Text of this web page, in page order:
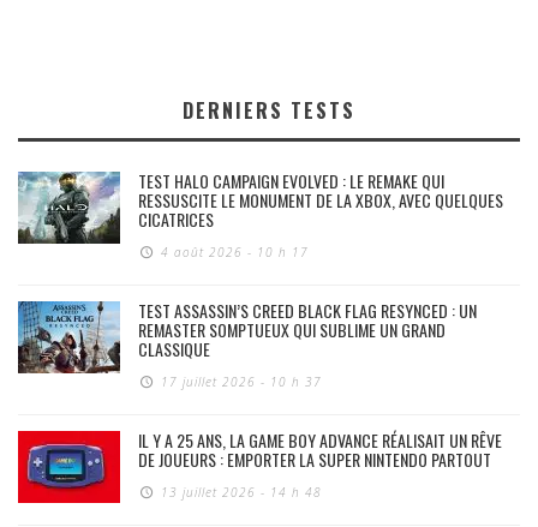
DERNIERS TESTS
TEST HALO CAMPAIGN EVOLVED : LE REMAKE QUI
RESSUSCITE LE MONUMENT DE LA XBOX, AVEC QUELQUES
CICATRICES
4 août 2026 - 10 h 17
TEST ASSASSIN’S CREED BLACK FLAG RESYNCED : UN
REMASTER SOMPTUEUX QUI SUBLIME UN GRAND
CLASSIQUE
17 juillet 2026 - 10 h 37
IL Y A 25 ANS, LA GAME BOY ADVANCE RÉALISAIT UN RÊVE
DE JOUEURS : EMPORTER LA SUPER NINTENDO PARTOUT
13 juillet 2026 - 14 h 48